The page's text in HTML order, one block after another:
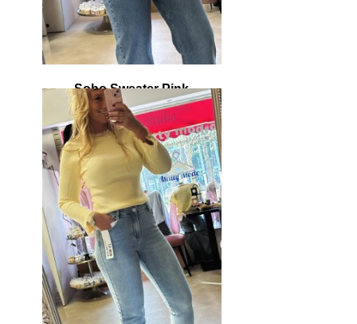
Soho Sweater Pink
€ 39,95